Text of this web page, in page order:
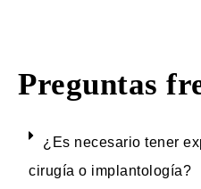
Preguntas
¿Es necesario tener
cirugía o implantología?